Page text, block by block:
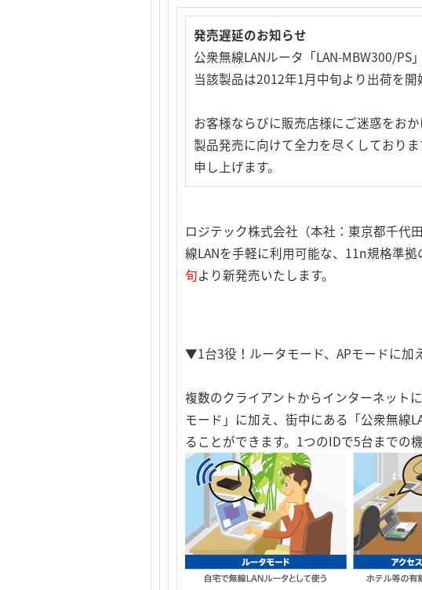
発売遅延のお知らせ
公衆無線LANルータ「LAN-MBW300/PS
当該製品は2012年1月中旬より出荷を開
お客様ならびに販売店様にご迷惑をお
製品発売に向けて全力を尽くしており
申し上げます。
ロジテック株式会社（本社：東京都千代
線LANを手軽に利用可能な、11n規格準
旬より新発売いたします。
▼1台3役！ルータモード、APモードに加
複数のクライアントからインターネット
モード」に加え、街中にある「公衆無線
ることができます。1つのIDで5台までの